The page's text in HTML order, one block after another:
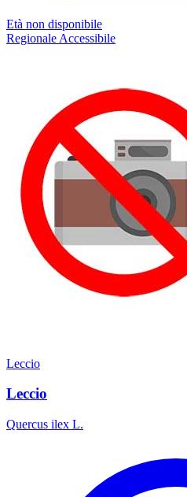
Età non disponibile
Regionale Accessibile
Leccio
Leccio
Quercus ilex L.